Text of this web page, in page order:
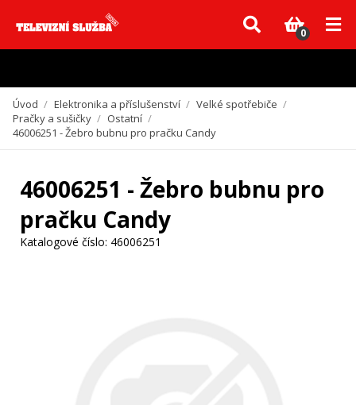
Vzhledem k aktuální situaci se může dodání dílů, které nejsou skladem,
zpozdit. Děkujeme za pochopení.
0
Úvod / Elektronika a příslušenství / Velké spotřebiče /
Pračky a sušičky / Ostatní /
46006251 - Žebro bubnu pro pračku Candy
46006251 - Žebro bubnu pro
pračku Candy
Katalogové číslo: 46006251